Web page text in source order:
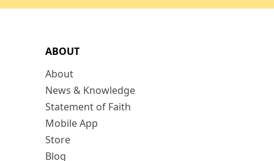
ABOUT
About
News & Knowledge
Statement of Faith
Mobile App
Store
Blog